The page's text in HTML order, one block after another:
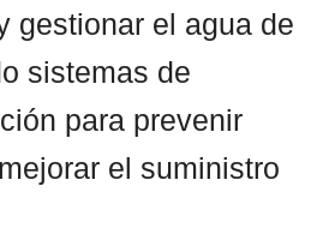
gestionar el agua de
sistemas de
para prevenir
el suministro